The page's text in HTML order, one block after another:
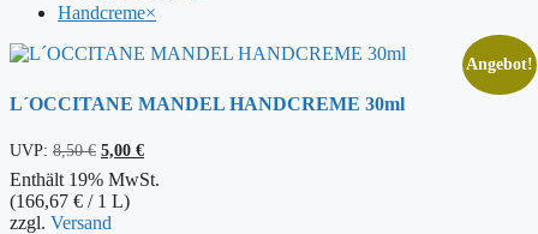
Handcreme×
Angebot!
L´OCCITANE MANDEL HANDCREME 30ml
UVP: 8,50€ Ursprünglicher
Preis
war:
8,50 €
5,00 €Aktueller
Preis
ist:
Enthält 19% MwSt.
(166,67 € / 1 L)
zzgl. Versand